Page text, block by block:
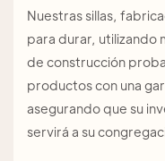
Nuestras sillas,
para durar, utilizando
de construcción
productos con una
asegurando que su
servirá a su